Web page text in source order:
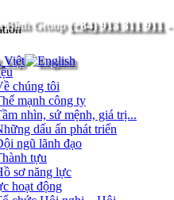
(+84) 913 311 911-
chúng tôi
mạnh công ty
nhìn, sứ mệnh, giá trị...
dấu ấn phát triển
ngũ lãnh đạo
tựu
sơ năng lực
hoạt động